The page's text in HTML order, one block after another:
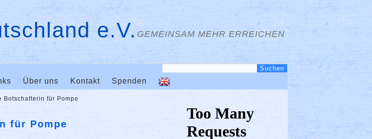
e.V.GEMEINSAM MEHR ERREICHEN
Über uns Kontakt Spenden
Botschafterin für Pompe
für Pompe